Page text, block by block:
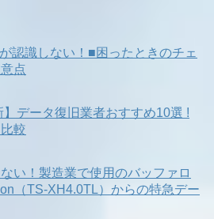
認識しない！■困ったときのチェ
点
】データ復旧業者おすすめ10選 !
較
い！製造業で使用のバッファロ
（TS-XH4.0TL）からの特急デー